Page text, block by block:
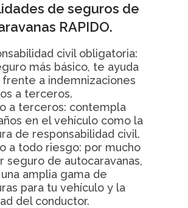
de seguros de
RAPIDO.
civil obligatoria:
más básico, te ayuda
frente a indemnizaciones
a terceros.
a terceros: contempla
en el vehículo como la
de responsabilidad civil.
a todo riesgo: por mucho
seguro de autocaravanas,
amplia gama de
para tu vehículo y la
del conductor.